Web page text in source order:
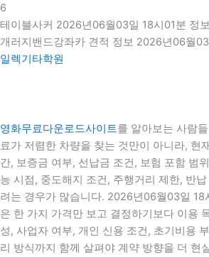
6
테이블사커 2026년06월03일 18시01분 정
개러지밴드강좌카 견적 정보 2026년06월
일렉기타학원
영화무료다운로드사이트를 알아보는 사람
료가 저렴한 차량을 찾는 것만이 아니라, 현
간, 보증금 여부, 선납금 조건, 보험 포함 범
능 시점, 중도해지 조건, 주행거리 제한, 반
려는 경우가 많습니다. 2026년06월03일 18
은 한 가지 가격만 보고 결정하기보다 이용
성, 사업자 여부, 개인 신용 조건, 초기비용
리 방식까지 함께 살펴야 계약 방향을 더 현